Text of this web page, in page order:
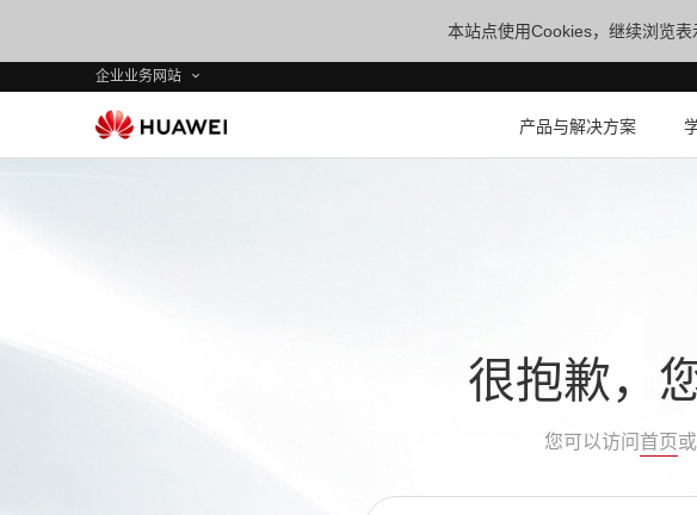
本站点使用Cookies，继续浏览
企业业务网站
产品与解决方案
很抱歉，
您可以访问 首页